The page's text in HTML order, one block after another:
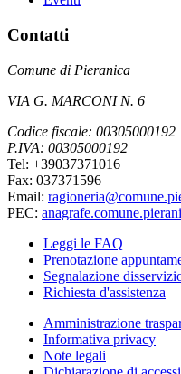
Contatti
Comune di Pieranica
VIA G. MARCONI N. 6
Codice fiscale: 00305000192
P.IVA: 00305000192
Tel: +39037371016
Fax: 037371596
Email:
PEC:
Leggi le FAQ
Prenotazione
Segnalazione
Richiesta d'assistenza
Amministrazione
Informativa privacy
Note legali